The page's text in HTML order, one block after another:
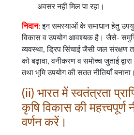
अवसर नहीं मिल पा रहा।
निदान:इन समस्याओं के समाधान हेतु
विकास व उपयोग आवश्यक है। जैसे-
व्यवस्था, ड्रिप सिंचाई जैसी जल
को बढ़ावा, वनीकरण व समोच्च जुताई
तथा भूमि उपयोग की सतत नीतियाँ बनाना।
(ii) भारत में स्वतंत्रता
कृषि विकास की महत्त्वपूर्ण
वर्णन करें।